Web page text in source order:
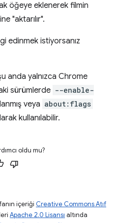
öğeye eklenerek filmin
"aktarılır".
edinmek istiyorsanız
anda yalnızca Chrome
sürümlerde --enable-
veya about:flags
kullanılabilir.
oldu mu?
içeriği Creative Commons Atıf
Apache 2.0 Lisansı altında